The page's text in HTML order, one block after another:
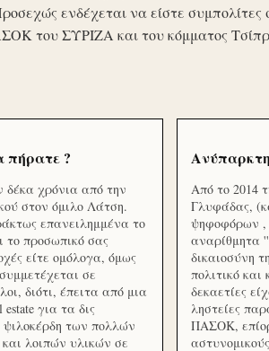
ενδέχεται να είστε
του ΣΥΡΙΖΑ και του κόμματος
πήρατε ?
δέκα χρόνια από την
στον όμιλο Λάτση.
επανειλημμένα το
το προσωπικό σας
είτε ομόλογα, όμως
σε
διότι, έπειτα από μια
για τα δις
ψιλοκέρδη των πολλών
λοιπών υλικών σε
Από το 2014
Γλυφάδας,
ψηφοφόρων ,
αναρίθμητα
δικαιοσύνη
πολιτικό
δεκαετίες
ληστείες
ΠΑΣΟΚ,